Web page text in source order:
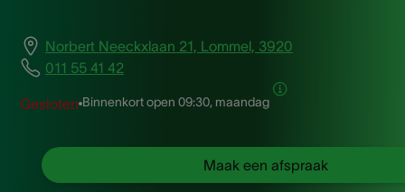
Norbert Neeckxlaan 21, Lommel, 3920
011 55 41 42
Gesloten Binnenkort open 09:30, maandag
Maak een afspraak